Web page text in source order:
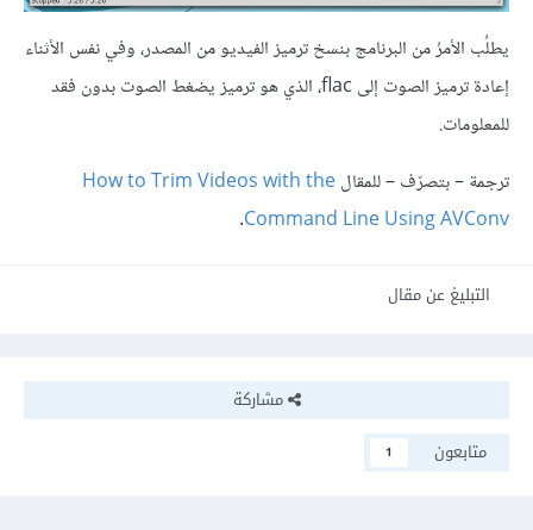
يطلُب الأمرُ من البرنامج بنسخ ترميز الفيديو من المصدر، وفي نفس الأثناء
إعادة ترميز الصوت إلى flac، الذي هو ترميز يضغط الصوت بدون فقد
للمعلومات.
ترجمة – بتصرّف – للمقالHow to Trim Videos with the
Command Line Using AVConv
.
التبليغ عن مقال
مشاركة
متابعون
1